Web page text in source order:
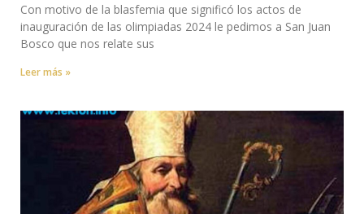
Con motivo de la blasfemia que significó los actos de
inauguración de las olimpiadas 2024 le pedimos a San Juan
Bosco que nos relate sus
Leer más »